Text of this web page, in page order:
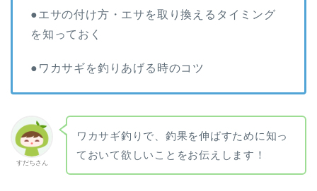
●エサの付け方・エサを取り換えるタイミング
を知っておく
●ワカサギを釣りあげる時のコツ
すだちさん
ワカサギ釣りで、釣果を伸ばすために知っ
ておいて欲しいことをお伝えします！